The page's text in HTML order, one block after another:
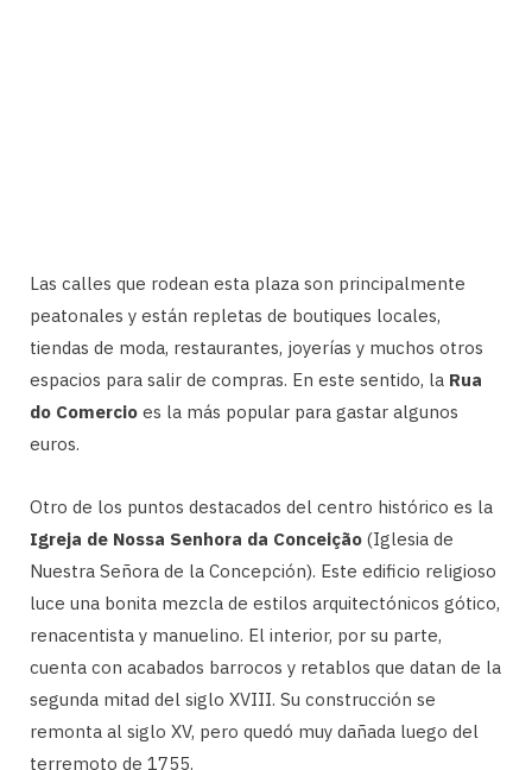
Las calles que rodean esta plaza son principalmente
peatonales y están repletas de boutiques locales,
tiendas de moda, restaurantes, joyerías y muchos otros
espacios para salir de compras. En este sentido, la Rua
do Comercio es la más popular para gastar algunos
euros.
Otro de los puntos destacados del centro histórico es la
Igreja de Nossa Senhora da Conceição (Iglesia de
Nuestra Señora de la Concepción). Este edificio religioso
luce una bonita mezcla de estilos arquitectónicos gótico,
renacentista y manuelino. El interior, por su parte,
cuenta con acabados barrocos y retablos que datan de la
segunda mitad del siglo XVIII. Su construcción se
remonta al siglo XV, pero quedó muy dañada luego del
terremoto de 1755.